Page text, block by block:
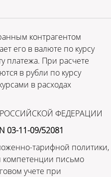
контрагентом
его в валюте по курсу
платежа. При расчете
в рубли по курсу
в расходах
ФЕДЕРАЦИИ
03-11-09/52081
тарифной политики,
компетенции письмо
учете при